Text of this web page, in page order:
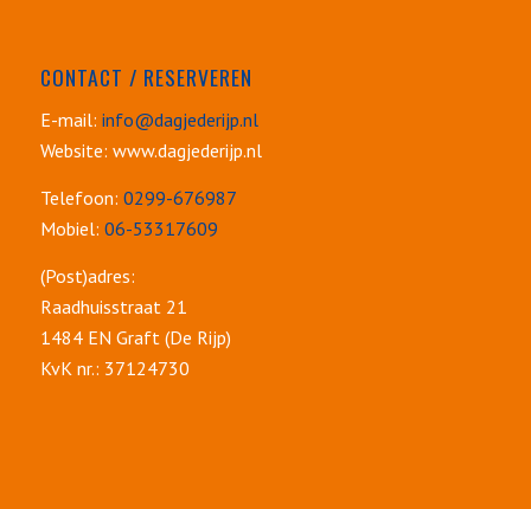
CONTACT / RESERVEREN
E-mail: info@dagjederijp.nl
Website: www.dagjederijp.nl
Telefoon: 0299-676987
Mobiel: 06-53317609
(Post)adres:
Raadhuisstraat 21
1484 EN Graft (De Rijp)
KvK nr.: 37124730